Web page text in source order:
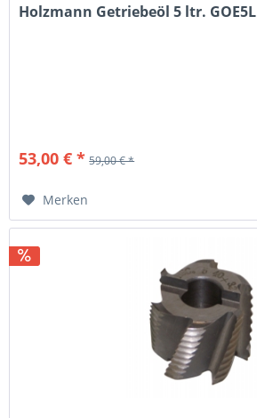
Holzmann Getriebeöl 5 ltr. GOE5L
53,00 € * 59,00 € *
Merken